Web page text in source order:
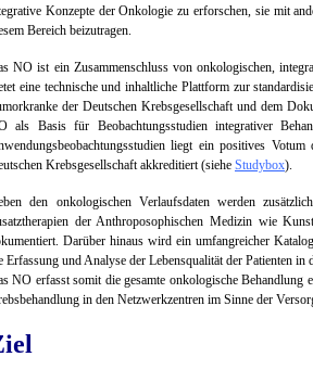
Konzepte der Onkologie zu erforschen, sie mit
Bereich beizutragen.
NO ist ein Zusammenschluss von onkologischen,
eine technische und inhaltliche Plattform zur
der Deutschen Krebsgesellschaft und dem
als Basis für Beobachtungsstudien integrativer
liegt ein positives
Krebsgesellschaft akkreditiert (siehe Studybox).
den onkologischen Verlaufsdaten werden
der Anthroposophischen Medizin wie
Darüber hinaus wird ein umfangreicher
Erfassung und Analyse der Lebensqualität der Patienten in
NO erfasst somit die gesamte onkologische Behandlung
in den Netzwerkzentren im Sinne der